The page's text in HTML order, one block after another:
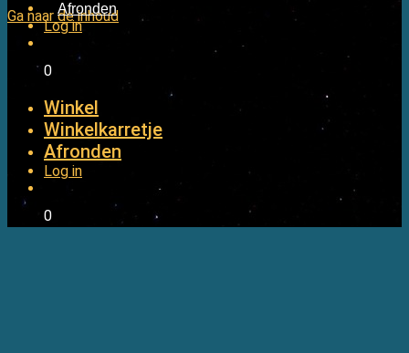
Ga naar de inhoud
Afronden
Log in
0
Winkel
Winkelkarretje
Afronden
Log in
0,00
0